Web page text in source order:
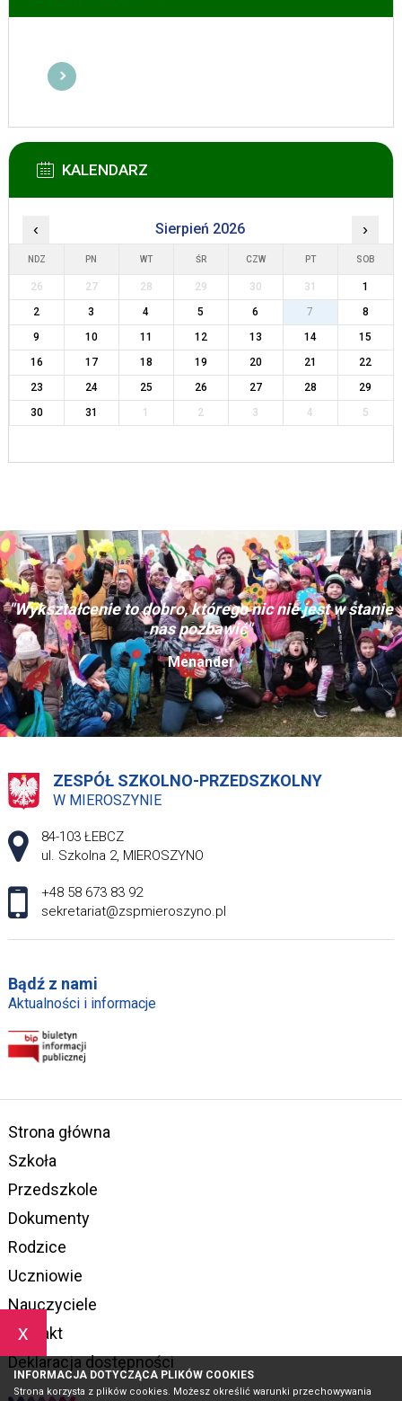
x
INFORMACJA DOTYCZĄCA PLIKÓW COOKIES
Strona korzysta z plików cookies. Możesz określić warunki przechowywania
KALENDARZ
‹ Sierpień 2026 ›
NDZ PN WT ŚR CZW PT SOB
26 27 28 29 30 31
1
2
3 4 5 6 7
8
9
10 11 12 13 14
15
16
17 18 19 20 21
22
23
24 25 26 27 28
29
30
31 1 2 3 4 5
"Wykształcenie to dobro, którego nic nie jest w stanie
nas pozbawić"
Menander
ZESPÓŁ SZKOLNO-PRZEDSZKOLNY
W MIEROSZYNIE
Adres pocztowy:
84-103 ŁEBCZ
ul. Szkolna 2, MIEROSZYNO
+48 58 673 83 92
sekretariat@zspmieroszyno.pl
Bądź z nami
Aktualności i informacje
Strona główna
Szkoła
Przedszkole
Dokumenty
Rodzice
Uczniowie
Nauczyciele
Kontakt
Deklaracja dostępności